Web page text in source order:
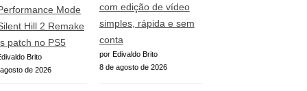
Mode
Hill 2 Remake
patch no PS5
Brito
de 2026
com edição de vídeo
simples, rápida e sem
conta
por Edivaldo Brito
8 de agosto de 2026